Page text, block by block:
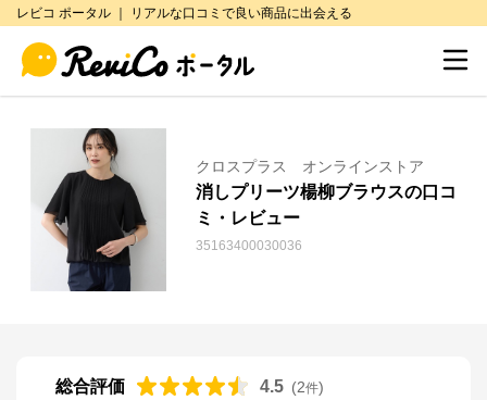
レビコ ポータル ｜ リアルな口コミで良い商品に出会える
クロスプラス オンラインストア
消しプリーツ楊柳ブラウスの口コ
ミ・レビュー
35163400030036
総合評価 4.5 (2件)